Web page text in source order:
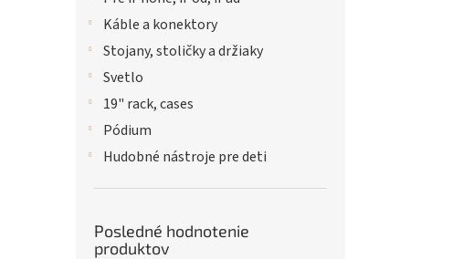
Káble a konektory
Stojany, stoličky a držiaky
Svetlo
19" rack, cases
Pódium
Hudobné nástroje pre deti
Posledné hodnotenie
produktov